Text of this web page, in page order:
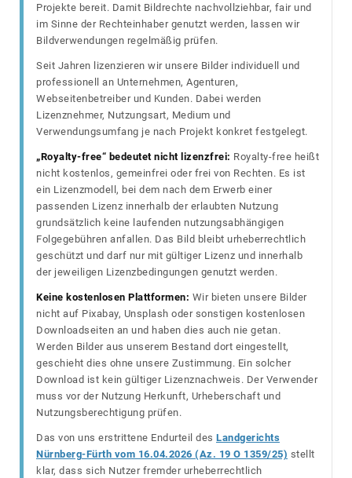
Projekte bereit. Damit Bildrechte nachvollziehbar, fair und
im Sinne der Rechteinhaber genutzt werden, lassen wir
Bildverwendungen regelmäßig prüfen.
Seit Jahren lizenzieren wir unsere Bilder individuell und
professionell an Unternehmen, Agenturen,
Webseitenbetreiber und Kunden. Dabei werden
Lizenznehmer, Nutzungsart, Medium und
Verwendungsumfang je nach Projekt konkret festgelegt.
„Royalty-free“ bedeutet nicht lizenzfrei: Royalty-free heißt
nicht kostenlos, gemeinfrei oder frei von Rechten. Es ist
ein Lizenzmodell, bei dem nach dem Erwerb einer
passenden Lizenz innerhalb der erlaubten Nutzung
grundsätzlich keine laufenden nutzungsabhängigen
Folgegebühren anfallen. Das Bild bleibt urheberrechtlich
geschützt und darf nur mit gültiger Lizenz und innerhalb
der jeweiligen Lizenzbedingungen genutzt werden.
Keine kostenlosen Plattformen: Wir bieten unsere Bilder
nicht auf Pixabay, Unsplash oder sonstigen kostenlosen
Downloadseiten an und haben dies auch nie getan.
Werden Bilder aus unserem Bestand dort eingestellt,
geschieht dies ohne unsere Zustimmung. Ein solcher
Download ist kein gültiger Lizenznachweis. Der Verwender
muss vor der Nutzung Herkunft, Urheberschaft und
Nutzungsberechtigung prüfen.
Das von uns erstrittene Endurteil des Landgerichts
Nürnberg-Fürth vom 16.04.2026 (Az. 19 O 1359/25) stellt
klar, dass sich Nutzer fremder urheberrechtlich